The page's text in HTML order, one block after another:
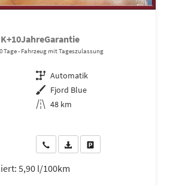
Tage Fahrzeug mit Tageszulassung
Getriebe Automatik
Außenfarbe Fjord Blue
Kilometerstand 48 km
Wir rufen Sie anPDF-Datei, Fahrzeugexposé
5,90 l/100km